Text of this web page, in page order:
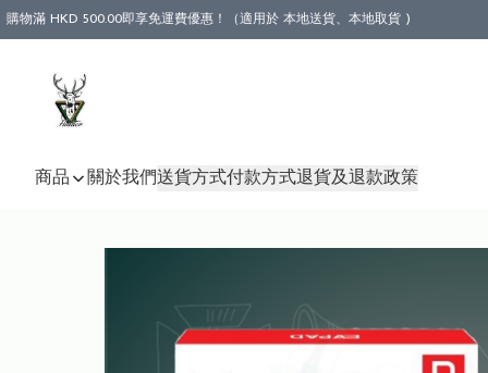
購物滿 HKD 500.00即享免運費優惠！（適用於 本地送貨、本地取貨 )
商品 關於我們送貨方式付款方式退貨及退款政策